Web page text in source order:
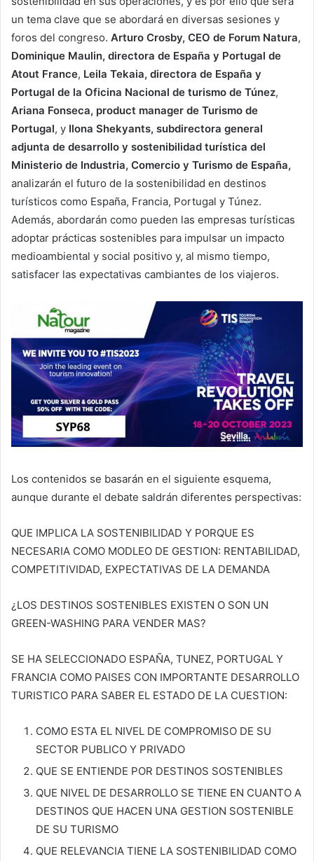
un tema clave que se abordará en diversas sesiones y
foros del congreso. Arturo Crosby, CEO de Forum Natura,
Dominique Maulin, directora de España y Portugal de
Atout France, Leila Tekaia, directora de España y
Portugal de la Oficina Nacional de turismo de Túnez,
Ariana Fonseca, product manager de Turismo de
Portugal, y Ilona Shekyants, subdirectora general
adjunta de desarrollo y sostenibilidad turística del
Ministerio de Industria, Comercio y Turismo de España,
analizarán el futuro de la sostenibilidad en destinos
turísticos como España, Francia, Portugal y Túnez.
Además, abordarán como pueden las empresas turísticas
adoptar prácticas sostenibles para impulsar un impacto
medioambiental y social positivo y, al mismo tiempo,
satisfacer las expectativas cambiantes de los viajeros.
Los contenidos se basarán en el siguiente esquema,
aunque durante el debate saldrán diferentes perspectivas:
QUE IMPLICA LA SOSTENIBILIDAD Y PORQUE ES
NECESARIA COMO MODLEO DE GESTION: RENTABILIDAD,
COMPETITIVIDAD, EXPECTATIVAS DE LA DEMANDA
¿LOS DESTINOS SOSTENIBLES EXISTEN O SON UN
GREEN-WASHING PARA VENDER MAS?
SE HA SELECCIONADO ESPAÑA, TUNEZ, PORTUGAL Y
FRANCIA COMO PAISES CON IMPORTANTE DESARROLLO
TURISTICO PARA SABER EL ESTADO DE LA CUESTION:
COMO ESTA EL NIVEL DE COMPROMISO DE SU
SECTOR PUBLICO Y PRIVADO
QUE SE ENTIENDE POR DESTINOS SOSTENIBLES
QUE NIVEL DE DESARROLLO SE TIENE EN CUANTO A
DESTINOS QUE HACEN UNA GESTION SOSTENIBLE
DE SU TURISMO
QUE RELEVANCIA TIENE LA SOSTENIBILIDAD COMO